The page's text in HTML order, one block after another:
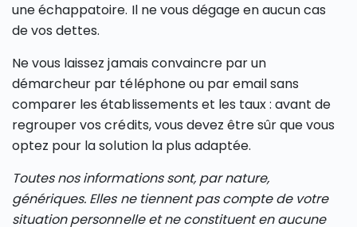
une échappatoire. Il ne vous dégage en aucun cas
de vos dettes.
Ne vous laissez jamais convaincre par un
démarcheur par téléphone ou par email sans
comparer les établissements et les taux : avant de
regrouper vos crédits, vous devez être sûr que vous
optez pour la solution la plus adaptée.
Toutes nos informations sont, par nature,
génériques. Elles ne tiennent pas compte de votre
situation personnelle et ne constituent en aucune